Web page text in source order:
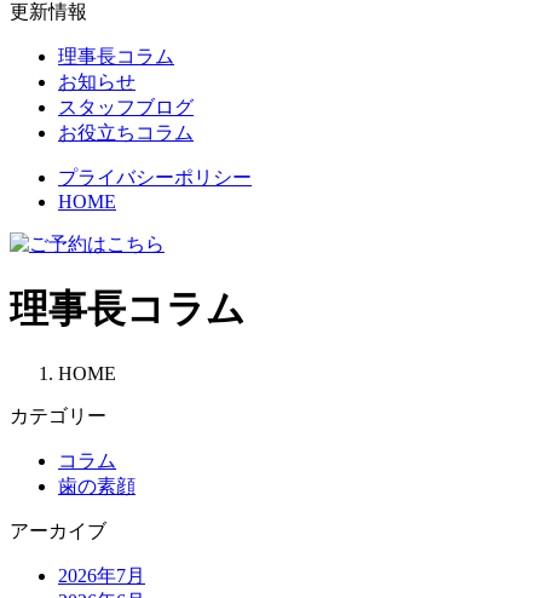
更新情報
理事長コラム
お知らせ
スタッフブログ
お役立ちコラム
プライバシーポリシー
HOME
理事長コラム
HOME
カテゴリー
コラム
歯の素顔
アーカイブ
2026年7月